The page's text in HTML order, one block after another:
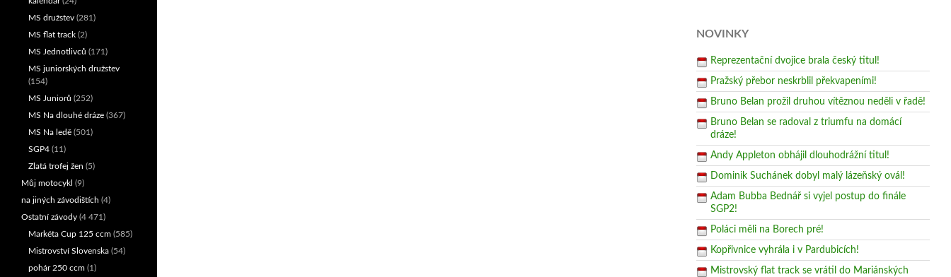
NOVINKY
Reprezentační dvojice brala český titul!
Pražský přebor neskrblil překvapeními!
Bruno Belan prožil druhou vítěznou neděli v řadě!
Bruno Belan se radoval z triumfu na domácí
dráze!
Andy Appleton obhájil dlouhodrážní titul!
Dominik Suchánek dobyl malý lázeňský ovál!
Adam Bubba Bednář si vyjel postup do finále
SGP2!
Poláci měli na Borech pré!
Kopřivnice vyhrála i v Pardubicích!
Mistrovský flat track se vrátil do Mariánských
MS družstev (281)
MS flat track (2)
MS Jednotlivců (171)
MS juniorských družstev
(154)
MS Juniorů (252)
MS Na dlouhé dráze (367)
MS Na ledě (501)
SGP4 (11)
Zlatá trofej žen (5)
Můj motocykl (9)
na jiných závodištích (4)
Ostatní závody (4 471)
Markéta Cup 125 ccm (585)
Mistrovství Slovenska (54)
pohár 250 ccm (1)